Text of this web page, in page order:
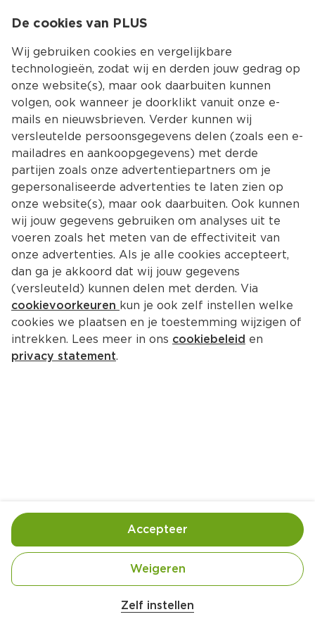
Kies jouw
Terug Producten
Koppejan Cranberry-/notenmix
Per Mand 180 g
Handige informatie over dit product
Ingekocht door jouw PLUS
De cookies van PLUS
Wij gebruiken cookies en vergelijkbare
technologieën, zodat wij en derden jouw gedrag op
onze website(s), maar ook daarbuiten kunnen
volgen, ook wanneer je doorklikt vanuit onze e-
mails en nieuwsbrieven. Verder kunnen wij
versleutelde persoonsgegevens delen (zoals een e-
mailadres en aankoopgegevens) met derde
partijen zoals onze advertentiepartners om je
gepersonaliseerde advertenties te laten zien op
onze website(s), maar ook daarbuiten. Ook kunnen
wij jouw gegevens gebruiken om analyses uit te
voeren zoals het meten van de effectiviteit van
onze advertenties. Als je alle cookies accepteert,
dan ga je akkoord dat wij jouw gegevens
(versleuteld) kunnen delen met derden. Via
cookievoorkeuren kun je ook zelf instellen welke
cookies we plaatsen en je toestemming wijzigen of
intrekken. Lees meer in ons cookiebeleid en
privacy statement.
Zelf instellen
Weigeren
Accepteer